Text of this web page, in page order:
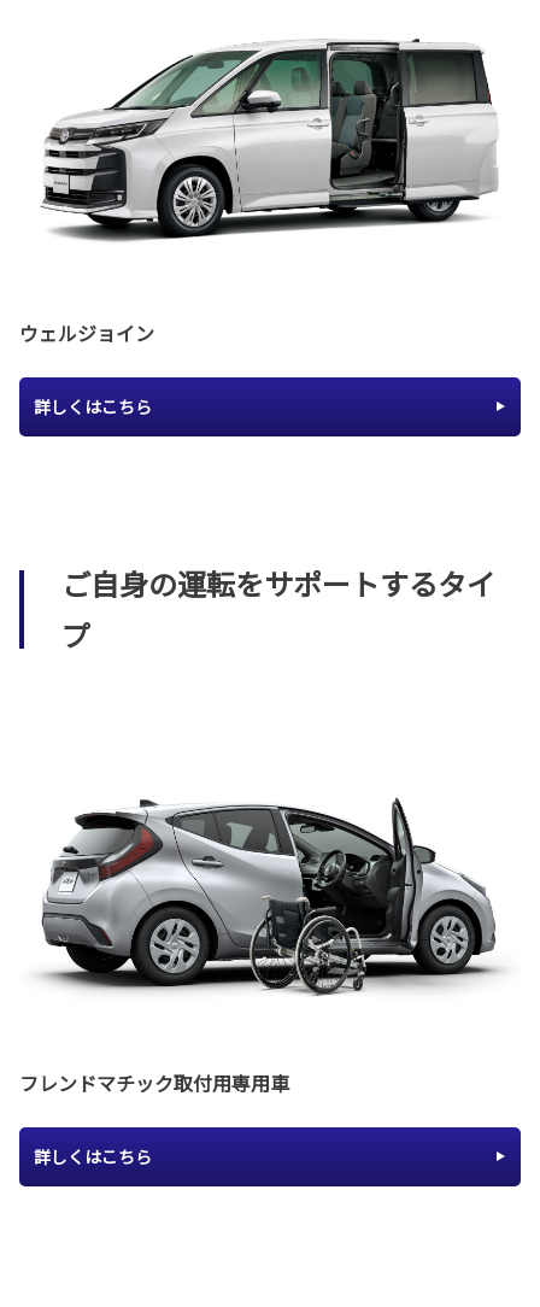
ウェルジョイン
詳しくはこちら
ご自身の運転をサポートするタイ
プ
フレンドマチック取付用専用車
詳しくはこちら